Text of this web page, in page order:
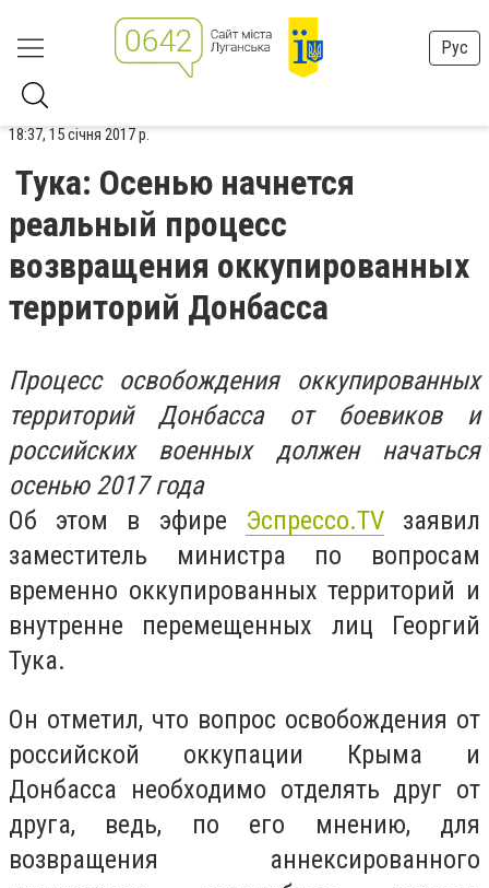
Рус
18:37, 15 січня 2017 р.
Тука: Осенью начнется
реальный процесс
возвращения оккупированных
территорий Донбасса
Процесс освобождения оккупированных
территорий Донбасса от боевиков и
российских военных должен начаться
осенью 2017 года
Об этом в эфире Эспрессо.TVзаявил
заместитель министра по вопросам
временно оккупированных территорий и
внутренне перемещенных лиц Георгий
Тука.
Он отметил, что вопрос освобождения от
российской оккупации Крыма и
Донбасса необходимо отделять друг от
друга, ведь, по его мнению, для
возвращения аннексированного